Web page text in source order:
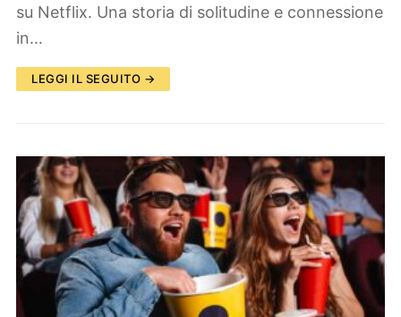
su Netflix. Una storia di solitudine e connessione
in…
LEGGI IL SEGUITO →